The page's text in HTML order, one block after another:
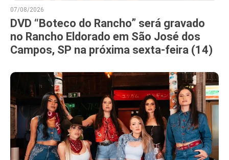
07/08/2026
DVD “Boteco do Rancho” será gravado
no Rancho Eldorado em São José dos
Campos, SP na próxima sexta-feira (14)